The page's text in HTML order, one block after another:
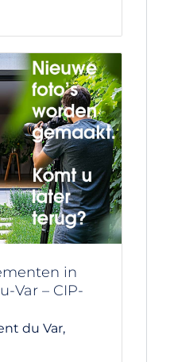
in
Var – CIP-
du Var,